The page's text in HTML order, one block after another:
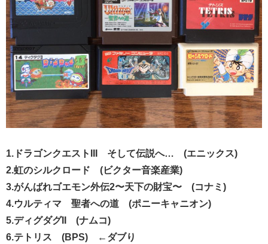
1.ドラゴンクエストIII そして伝説へ… (エニックス)
2.虹のシルクロード (ビクター音楽産業)
3.がんばれゴエモン外伝2〜天下の財宝〜 (コナミ)
4.ウルティマ 聖者への道 (ポニーキャニオン)
5.ディグダグII (ナムコ)
6.テトリス (BPS) ←ダブり